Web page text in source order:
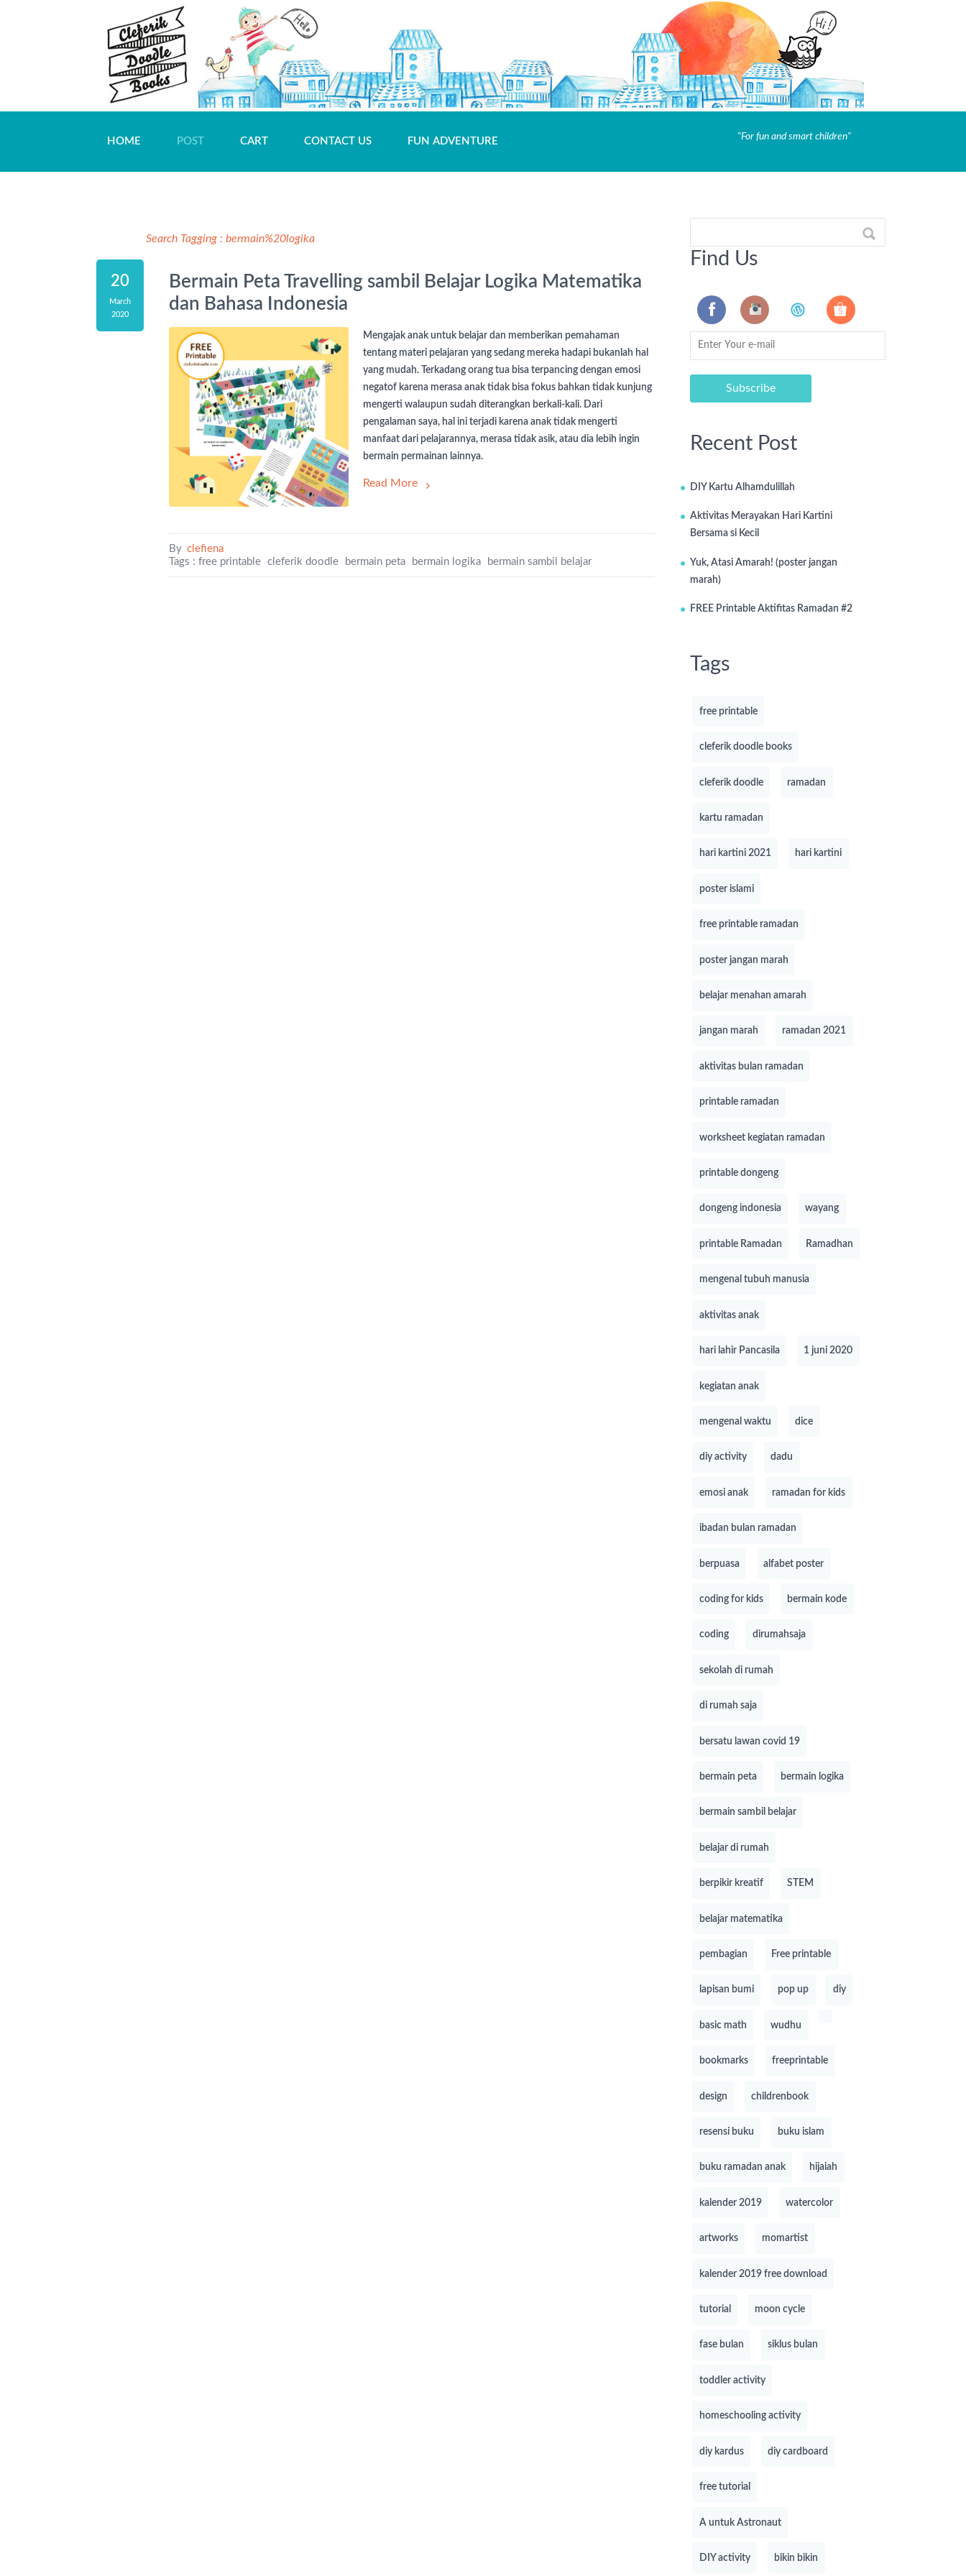
HOME POST CART CONTACT US FUN ADVENTURE "For fun and smart children"
Search Tagging :bermain%20logika
20
March
2020
Bermain Peta Travelling sambil Belajar Logika Matematika
dan Bahasa Indonesia
Mengajak anak untuk belajar dan memberikan pemahaman
tentang materi pelajaran yang sedang mereka hadapi bukanlah hal
yang mudah. Terkadang orang tua bisa terpancing dengan emosi
negatof karena merasa anak tidak bisa fokus bahkan tidak kunjung
mengerti walaupun sudah diterangkan berkali-kali. Dari
pengalaman saya, hal ini terjadi karena anak tidak mengerti
manfaat dari pelajarannya, merasa tidak asik, atau dia lebih ingin
bermain permainan lainnya.
Read More
By clefiena
Tags : free printable cleferik doodle bermain peta bermain logika bermain sambil belajar
Find Us
Recent Post
DIY Kartu Alhamdulillah
Aktivitas Merayakan Hari Kartini
Bersama si Kecil
Yuk, Atasi Amarah! (poster jangan
marah)
FREE Printable Aktifitas Ramadan #2
Tags
free printable
cleferik doodle books
cleferik doodle ramadan
kartu ramadan
hari kartini 2021 hari kartini
poster islami
free printable ramadan
poster jangan marah
belajar menahan amarah
jangan marah ramadan 2021
aktivitas bulan ramadan
printable ramadan
worksheet kegiatan ramadan
printable dongeng
dongeng indonesia wayang
printable Ramadan Ramadhan
mengenal tubuh manusia
aktivitas anak
hari lahir Pancasila 1 juni 2020
kegiatan anak
mengenal waktu dice
diy activity dadu
emosi anak ramadan for kids
ibadan bulan ramadan
berpuasa alfabet poster
coding for kids bermain kode
coding dirumahsaja
sekolah di rumah
di rumah saja
bersatu lawan covid 19
bermain peta bermain logika
bermain sambil belajar
belajar di rumah
berpikir kreatif STEM
belajar matematika
pembagian Free printable
lapisan bumi pop up diy
basic math wudhu
bookmarks freeprintable
design childrenbook
resensi buku buku islam
buku ramadan anak hijaiah
kalender 2019 watercolor
artworks momartist
kalender 2019 free download
tutorial moon cycle
fase bulan siklus bulan
toddler activity
homeschooling activity
diy kardus diy cardboard
free tutorial
A untuk Astronaut
DIY activity bikin bikin